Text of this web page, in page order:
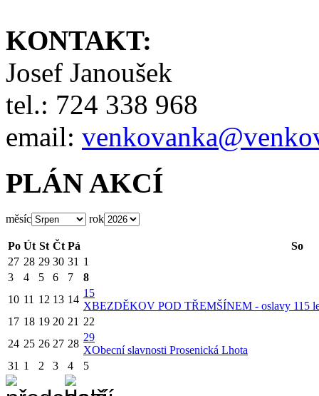
KONTAKT:
Josef Janoušek
tel.: 724 338 968
email:
PLÁN AKCÍ
měsíc rok
Po Út St Čt Pá
So
27 28 29 30 31 1
3
4 5 6 7
8
10 11 12 13 14
15
XBEZDĚKOV POD TŘEMŠÍNEM - oslavy 115
17 18 19 20 21 22
24 25 26 27 28
29
XObecní slavnosti Prosenická Lhota
31 1 2 3 4 5